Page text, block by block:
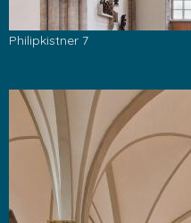
Philipkistner 7